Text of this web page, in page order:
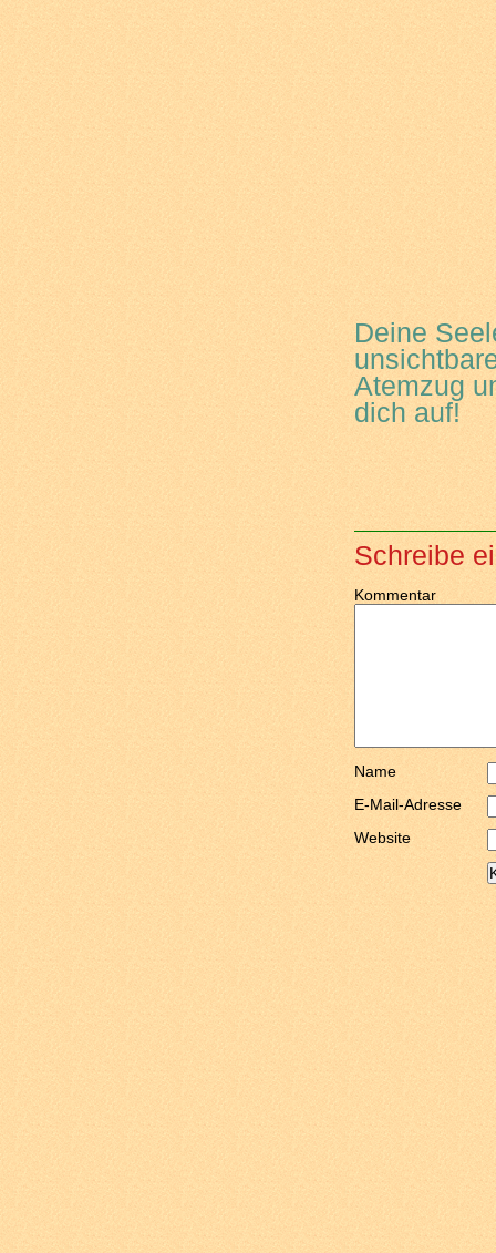
Deine
Atemzug
dich auf!
Schreibe
Kommentar
Name
E-Mail-Adresse
Website